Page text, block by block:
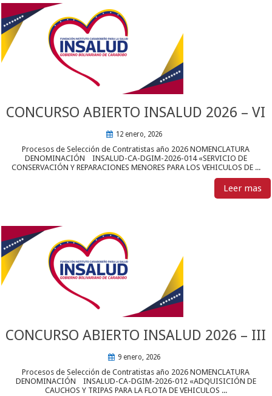
CONCURSO ABIERTO INSALUD 2026 – VI
12 enero, 2026
Procesos de Selección de Contratistas año 2026 NOMENCLATURA
DENOMINACIÓN INSALUD-CA-DGIM-2026-014 «SERVICIO DE
CONSERVACIÓN Y REPARACIONES MENORES PARA LOS VEHICULOS DE ...
Leer mas
CONCURSO ABIERTO INSALUD 2026 – III
9 enero, 2026
Procesos de Selección de Contratistas año 2026 NOMENCLATURA
DENOMINACIÓN INSALUD-CA-DGIM-2026-012 «ADQUISICIÓN DE
CAUCHOS Y TRIPAS PARA LA FLOTA DE VEHICULOS ...